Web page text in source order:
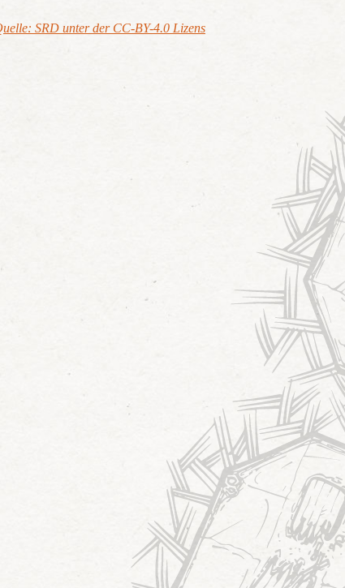
SRD unter der CC-BY-4.0 Lizens